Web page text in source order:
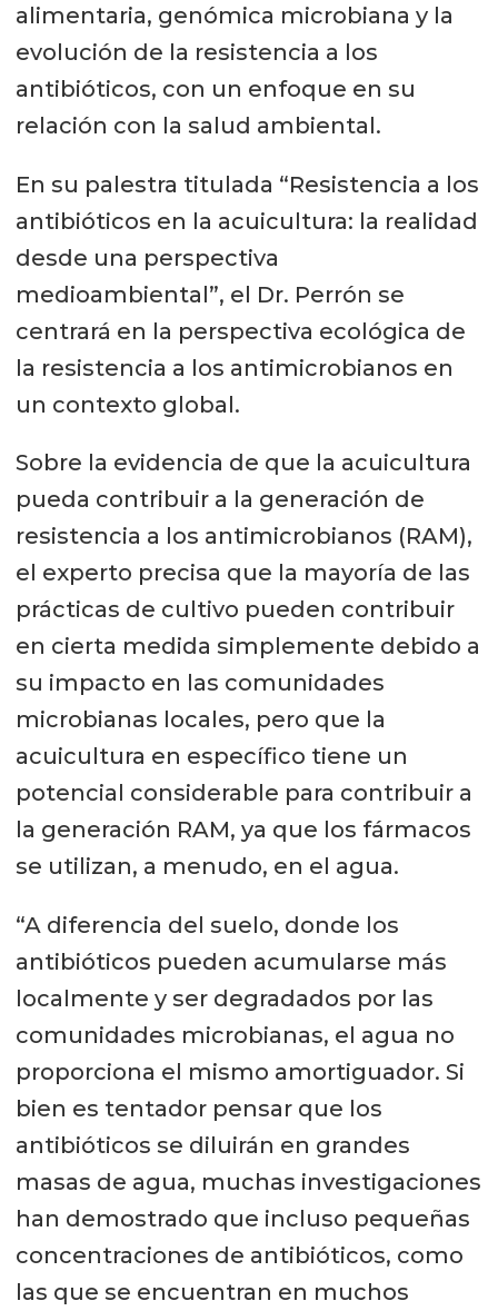
RAM
Mercados y Certificaciones
alimentaria, genómica microbiana y la
evolución de la resistencia a los
antibióticos, con un enfoque en su
relación con la salud ambiental.
En su palestra titulada “Resistencia a los
antibióticos en la acuicultura: la realidad
desde una perspectiva
medioambiental”, el Dr. Perrón se
centrará en la perspectiva ecológica de
la resistencia a los antimicrobianos en
un contexto global.
Sobre la evidencia de que la acuicultura
pueda contribuir a la generación de
resistencia a los antimicrobianos (RAM),
el experto precisa que la mayoría de las
prácticas de cultivo pueden contribuir
en cierta medida simplemente debido a
su impacto en las comunidades
microbianas locales, pero que la
acuicultura en específico tiene un
potencial considerable para contribuir a
la generación RAM, ya que los fármacos
se utilizan, a menudo, en el agua.
“A diferencia del suelo, donde los
antibióticos pueden acumularse más
localmente y ser degradados por las
comunidades microbianas, el agua no
proporciona el mismo amortiguador. Si
bien es tentador pensar que los
antibióticos se diluirán en grandes
masas de agua, muchas investigaciones
han demostrado que incluso pequeñas
concentraciones de antibióticos, como
las que se encuentran en muchos